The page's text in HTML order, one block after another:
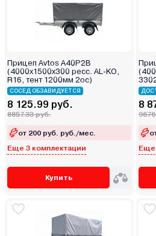
Прицеп Avtos A40P2B
(4000х1500х300 ресс. AL-KO,
R16, тент 1200мм 2ос)
СОСЕД ОБЗАВИДУЕТСЯ
8 125.99 руб.
8857.33 руб.
от 200 руб. руб./мес.
Еще 3 комплектации
Купить
8
Еще